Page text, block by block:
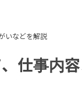
いなどを解説
仕事内